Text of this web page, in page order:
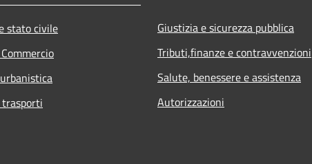
stato civile
Giustizia e sicurezza pubblica
Tributi,finanze e contravvenzioni
Salute, benessere e assistenza
Autorizzazioni